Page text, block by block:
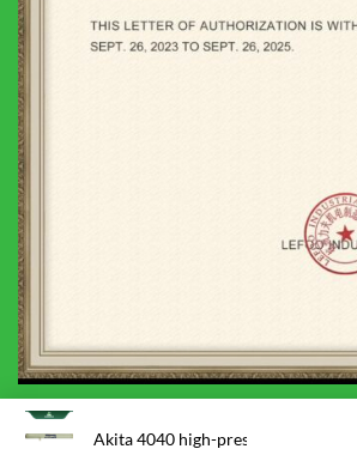
Akita 4040 high-pressure membrane